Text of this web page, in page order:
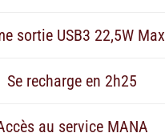
sortie USB3 22,5W Max
Se recharge en 2h25
au service MANA